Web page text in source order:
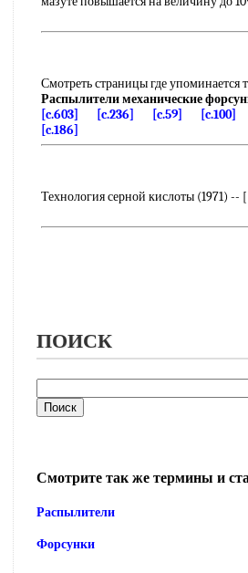
Смотреть страницы где упоминается
Распылители механические
[c.603]
[c.236] [c.59] [c.100]
[c.186]
Технология серной кислоты (1971) -- [
ПОИСК
Смотрите так же термины и
Распылители
Форсунки